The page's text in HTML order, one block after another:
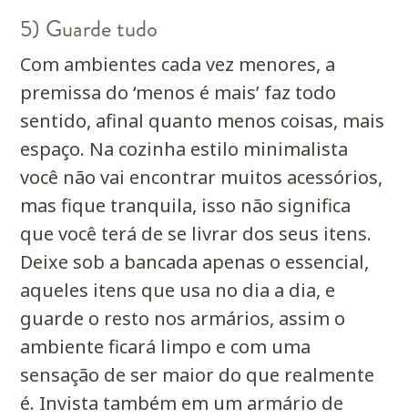
5) Guarde tudo
Com ambientes cada vez menores, a
premissa do ‘menos é mais’ faz todo
sentido, afinal quanto menos coisas, mais
espaço. Na cozinha estilo minimalista
você não vai encontrar muitos acessórios,
mas fique tranquila, isso não significa
que você terá de se livrar dos seus itens.
Deixe sob a bancada apenas o essencial,
aqueles itens que usa no dia a dia, e
guarde o resto nos armários, assim o
ambiente ficará limpo e com uma
sensação de ser maior do que realmente
é. Invista também em um armário de